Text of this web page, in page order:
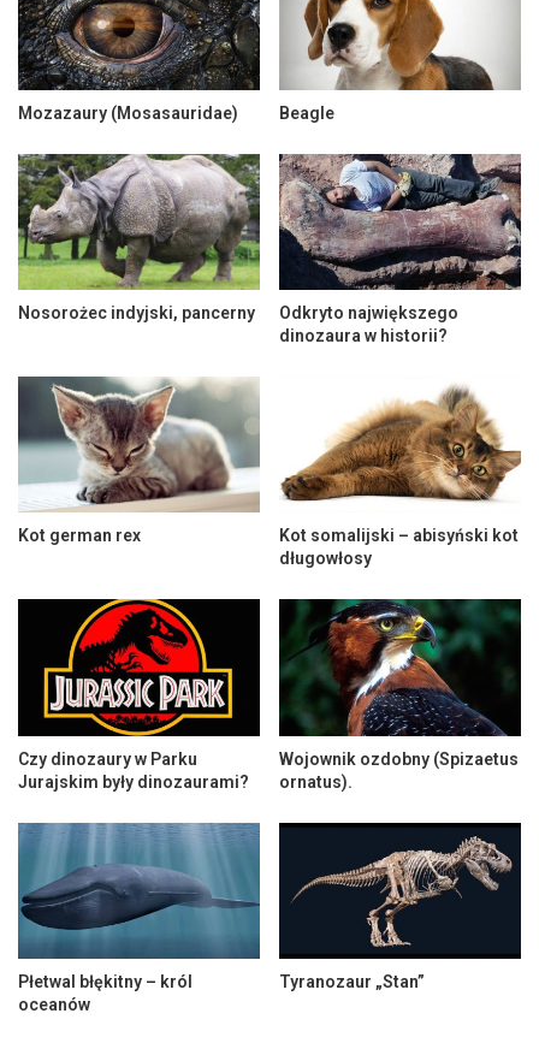
Mozazaury (Mosasauridae) Beagle
Nosorożec indyjski, pancerny
Odkryto największego
dinozaura w historii?
Kot german rex
Kot somalijski – abisyński kot
długowłosy
Czy dinozaury w Parku
Jurajskim były dinozaurami?
Wojownik ozdobny (Spizaetus
ornatus).
Płetwal błękitny – król
oceanów
Tyranozaur „Stan”